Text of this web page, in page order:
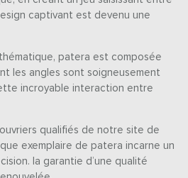
captivant est devenu une
patera est composée
les angles sont soigneusement
incroyable interaction entre
qualifiés de notre site de
exemplaire de patera incarne un
la garantie d’une qualité